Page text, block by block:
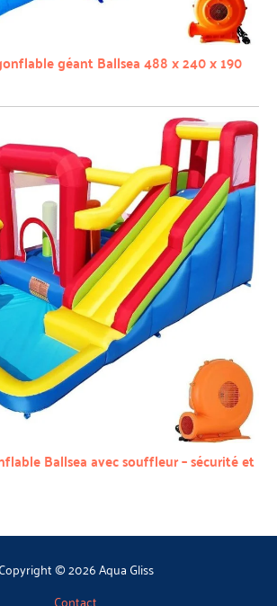
géant Ballsea 488 x 240 x 190
Ballsea avec souffleur – sécurité et
Copyright © 2026 Aqua Gliss
Contact